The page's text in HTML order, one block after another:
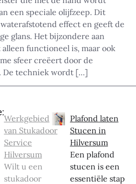
een speciale olijfzeep. Dit
effect en geeft de
glans. Het bijzondere aan
functioneel is, maar ook
sfeer creëert door de
De techniek wordt […]
Werkgebied
van Stukadoor
Service
Hilversum
Wilt u een
stukadoor
Plafond laten
Stucen in
Hilversum
Een plafond
stucen is een
essentiële stap